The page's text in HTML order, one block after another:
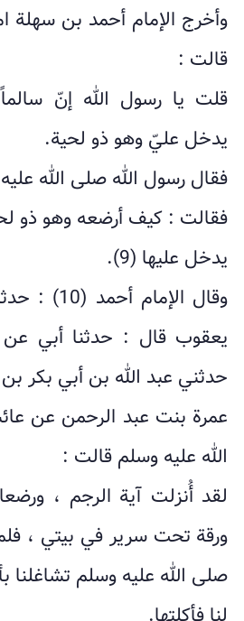
وأخرج الإمام أحمد بن سهلة
قالت :
قلت یا رسول الله إنّ
یدخل عليّ وهو ذو لحیة.
فقال رسول الله صلى الله
فقالت : کیف أرضعه وهو ذو
یدخل علیها (9).
وقال
یعقوب قال : حدثنا أبي
حدثني عبد الله بن أبي بکر
عمرة بنت عبد الرحمن عن
الله علیه وسلم قالت :
لقد أُنزلت آیة الرجم ،
ورقة تحت سریر في بیتي ،
صلى الله علیه وسلم تشاغلنا